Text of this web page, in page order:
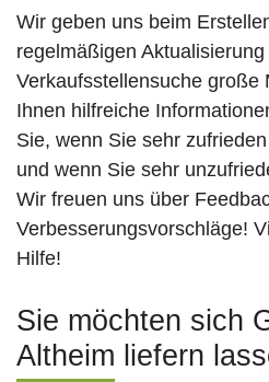
Wir geben uns beim
regelmäßigen
Verkaufsstellensuche große
Ihnen hilfreiche
Sie, wenn Sie sehr
und wenn Sie sehr
Wir freuen uns über
Verbesserungsvorschläge!
Hilfe!
Sie möchten sich
Altheim liefern